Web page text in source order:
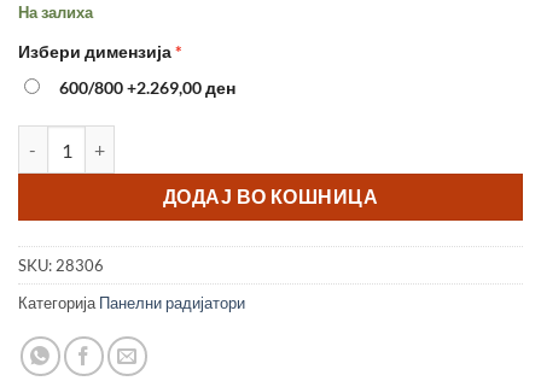
На залиха
Избери димензија
600/800+2.269,00 ден
ДОДАЈ ВО КОШНИЦА
SKU: 28306
Категорија Панелни радијатори